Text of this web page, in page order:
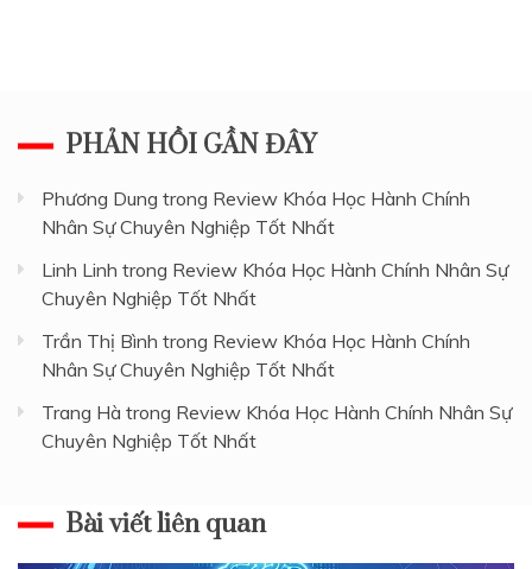
PHẢN HỒI GẦN ĐÂY
Phương Dung trong Review Khóa Học Hành Chính
Nhân Sự Chuyên Nghiệp Tốt Nhất
Linh Linh trong Review Khóa Học Hành Chính Nhân Sự
Chuyên Nghiệp Tốt Nhất
Trần Thị Bình trong Review Khóa Học Hành Chính
Nhân Sự Chuyên Nghiệp Tốt Nhất
Trang Hà trong Review Khóa Học Hành Chính Nhân Sự
Chuyên Nghiệp Tốt Nhất
Bài viết liên quan